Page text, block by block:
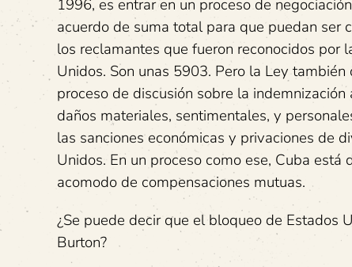
1996, es entrar en un proceso de
acuerdo de suma total para que puedan ser
los reclamantes que fueron reconocidos por
Unidos. Son unas 5903. Pero la Ley
proceso de discusión sobre la
daños materiales, sentimentales, y
las sanciones económicas y privaciones de
Unidos. En un proceso como ese, Cuba
acomodo de compensaciones mutuas.
¿Se puede decir que el bloqueo de Estados
Burton?